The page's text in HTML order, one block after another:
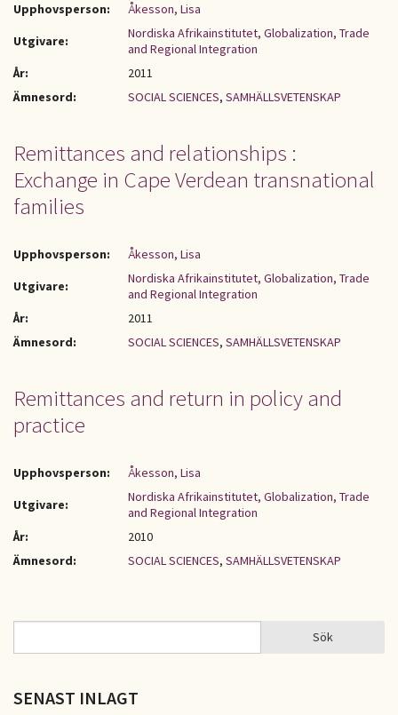
Upphovsperson:
Åkesson, Lisa
Utgivare:
Nordiska Afrikainstitutet, Globalization, Trade
and Regional Integration
År:
2011
Ämnesord:
SOCIAL SCIENCES, SAMHÄLLSVETENSKAP
Remittances and relationships :
Exchange in Cape Verdean transnational
families
Upphovsperson:
Åkesson, Lisa
Utgivare:
Nordiska Afrikainstitutet, Globalization, Trade
and Regional Integration
År:
2011
Ämnesord:
SOCIAL SCIENCES, SAMHÄLLSVETENSKAP
Remittances and return in policy and
practice
Upphovsperson:
Åkesson, Lisa
Utgivare:
Nordiska Afrikainstitutet, Globalization, Trade
and Regional Integration
År:
2010
Ämnesord:
SOCIAL SCIENCES, SAMHÄLLSVETENSKAP
SÖKFORMULÄR Sök
SENAST INLAGT